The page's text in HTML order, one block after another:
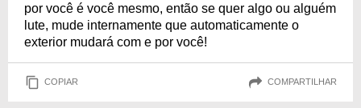
por você é você mesmo, então se quer algo ou alguém
lute, mude internamente que automaticamente o
exterior mudará com e por você!
COPIAR COMPARTILHAR